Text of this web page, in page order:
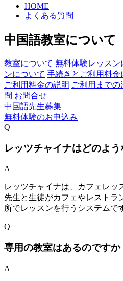
HOME
よくある質問
中国語教室について
教室について 無料体験レッスン
ンについて 手続きとご利用料金
ご利用料金の説明 ご利用までの
問 お問合せ
中国語先生募集
無料体験のお申込み
Q
レッツチャイナはどのよ
A
レッツチャイナは、カフェレッ
先生と生徒がカフェやレストラ
所でレッスンを行うシステムで
Q
専用の教室はあるのですか
A